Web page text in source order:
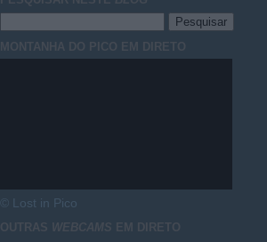
MONTANHA DO PICO EM DIRETO
© Lost in Pico
OUTRAS WEBCAMS EM DIRETO